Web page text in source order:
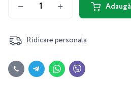
Ridicare personala